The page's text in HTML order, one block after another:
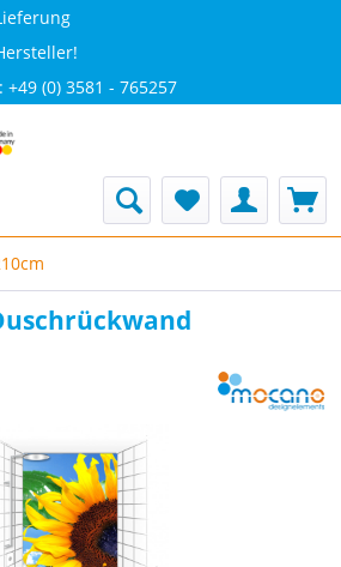
(0) 3581 - 765257